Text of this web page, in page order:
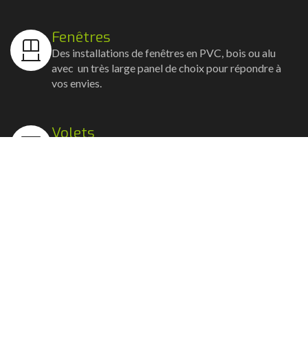
Fenêtres
Des installations de fenêtres en PVC, bois ou alu
avec un très large panel de choix pour répondre à
vos envies.
Volets